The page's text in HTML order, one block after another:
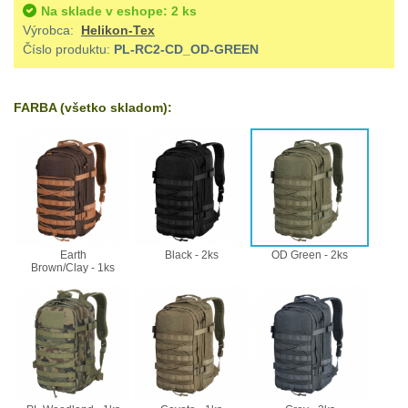
lm
Svítilny
pro
Li-
Ion
baterie
Svítilny
pro
18650
baterie
Univerzalní
tašky
na
zbraně
Hydratační
vaky
Pouzdra
Kapsy
střední
vzdálenost
Príslušenstvo
pre
optiku
Čelové svetlá - čelovky
Taktické svietidlá10
Lucerny a kempingové
1
Potápačské svetlá2
Kapesní svítilny
Policejní svítilny
Vyhledávací svítilny5
Lovecké svítilny
Nabíjacie baterky 6
Na sklade v eshope: 2 ks
Výrobca: Helikon-Tex
Číslo produktu: PL-RC2-CD_OD-GREEN
FARBA (všetko skladom):
Earth
Brown/Clay - 1ks
Black - 2ks OD Green - 2ks